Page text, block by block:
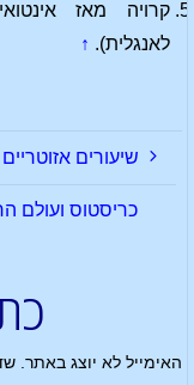
קרויה מאז
לאנגלית). ↑
שיעורים אזוטריים – כרך
כריסטוס ועולם
האימייל לא יוצג באתר.